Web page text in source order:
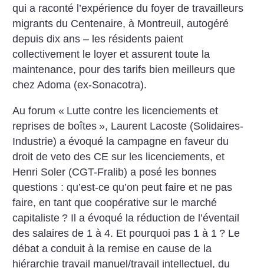
qui a raconté l’expérience du foyer de travailleurs
migrants du Centenaire, à Montreuil, autogéré
depuis dix ans – les résidents paient
collectivement le loyer et assurent toute la
maintenance, pour des tarifs bien meilleurs que
chez Adoma (ex-Sonacotra).
Au forum « Lutte contre les licenciements et
reprises de boîtes », Laurent Lacoste (Solidaires-
Industrie) a évoqué la campagne en faveur du
droit de veto des CE sur les licenciements, et
Henri Soler (CGT-Fralib) a posé les bonnes
questions : qu’est-ce qu’on peut faire et ne pas
faire, en tant que coopérative sur le marché
capitaliste ? Il a évoqué la réduction de l’éventail
des salaires de 1 à 4. Et pourquoi pas 1 à 1 ? Le
débat a conduit à la remise en cause de la
hiérarchie travail manuel/travail intellectuel, du